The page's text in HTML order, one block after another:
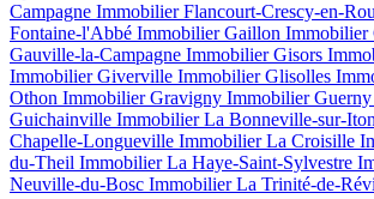
Campagne Immobilier Flancourt-Crescy-en-
Fontaine-l'Abbé Immobilier Gaillon Immobilier
Gauville-la-Campagne Immobilier Gisors
Immobilier Giverville Immobilier Glisolles
Othon Immobilier Gravigny Immobilier Guerny
Guichainville Immobilier La Bonneville-sur-Iton
Chapelle-Longueville Immobilier La Croisille
du-Theil Immobilier La Haye-Saint-Sylvestre
Neuville-du-Bosc Immobilier La Trinité-de-